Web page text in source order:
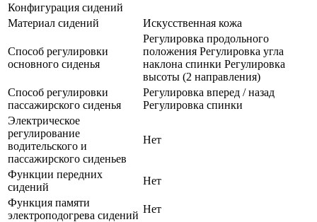
Конфигурация сидений
Материал сидений
Искусственная кожа
Способ регулировки
основного сиденья
Регулировка продольного
положения Регулировка угла
наклона спинки Регулировка
высоты (2 направления)
Способ регулировки
пассажирского сиденья
Регулировка вперед / назад
Регулировка спинки
Электрическое
регулирование
водительского и
пассажирского сиденьев
Нет
Функции передних
сидений
Нет
Функция памяти
электроподогрева сидений
Нет